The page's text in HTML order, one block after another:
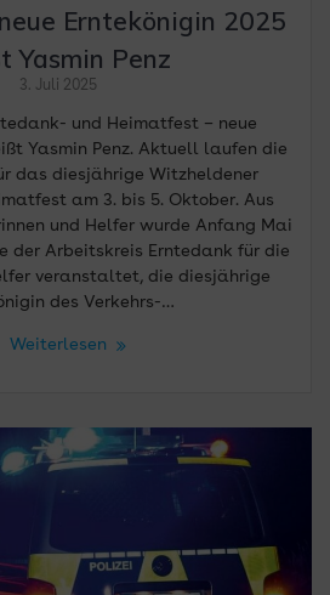
Erntekönigin 2025
Yasmin Penz
3. Juli 2025
und Heimatfest – neue
Yasmin Penz. Aktuell laufen die
das diesjährige Witzheldener
am 3. bis 5. Oktober. Aus
und Helfer wurde Anfang Mai
der Arbeitskreis Erntedank für die
veranstaltet, die diesjährige
des Verkehrs-…
Weiterlesen